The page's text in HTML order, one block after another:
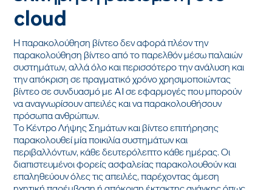
cloud
Η παρακολούθηση βίντεο δεν αφορά πλέον την
παρακολούθηση βίντεο από το παρελθόν μέσω παλαιών
συστημάτων, αλλά όλο και περισσότερο την ανάλυση και
την απόκριση σε πραγματικό χρόνο χρησιμοποιώντας
βίντεο σε συνδυασμό με AI σε εφαρμογές που μπορούν
να αναγνωρίσουν απειλές και να παρακολουθήσουν
πρόσωπα ανθρώπων.
Το Κέντρο Λήψης Σημάτων και βίντεο επιτήρησης
παρακολουθεί μία ποικιλία συστημάτων και
περιβαλλόντων, κάθε δευτερόλεπτο κάθε ημέρας. Οι
διαπιστευμένοι φορείς ασφαλείας παρακολουθούν και
επαληθεύουν όλες τις απειλές, παρέχοντας άμεση